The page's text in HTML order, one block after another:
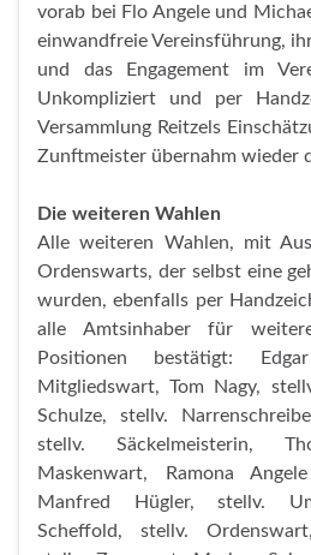
vorab bei Flo Angele und
einwandfreie Vereinsführung,
und das Engagement im
Unkompliziert und per
Versammlung Reitzels
Zunftmeister übernahm wieder
Die weiteren Wahlen
Alle weiteren Wahlen, mit
Ordenswarts, der selbst eine
wurden, ebenfalls per
alle Amtsinhaber für
Positionen bestätigt:
Mitgliedswart, Tom Nagy,
Schulze, stellv.
stellv. Säckelmeisterin,
Maskenwart, Ramona
Manfred Hügler, stellv.
Scheffold, stellv.